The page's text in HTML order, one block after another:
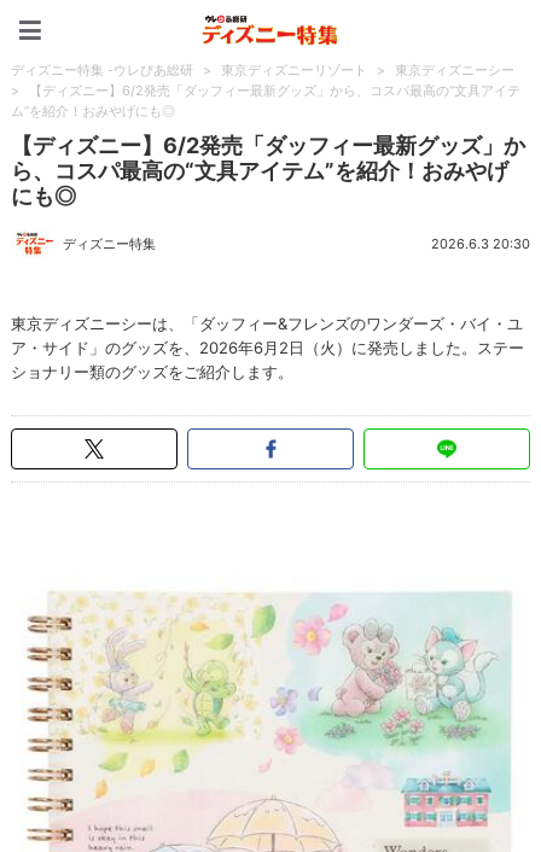
ディズニー特集 -ウレぴあ総研 > 東京ディズニーリゾート >
東京ディズニーシー
>
【ディズニー】6/2発売「ダッフィー最新グッズ」から、コスパ最高の“文具アイテ
ム”を紹介！おみやげにも◎
【ディズニー】6/2発売「ダッフィー最新グッズ」か
ら、コスパ最高の“文具アイテム”を紹介！おみやげ
にも◎
ディズニー特集 2026.6.3 20:30
東京ディズニーシーは、「ダッフィー&フレンズのワンダーズ・バイ・ユ
ア・サイド」のグッズを、2026年6月2日（火）に発売しました。ステー
ショナリー類のグッズをご紹介します。